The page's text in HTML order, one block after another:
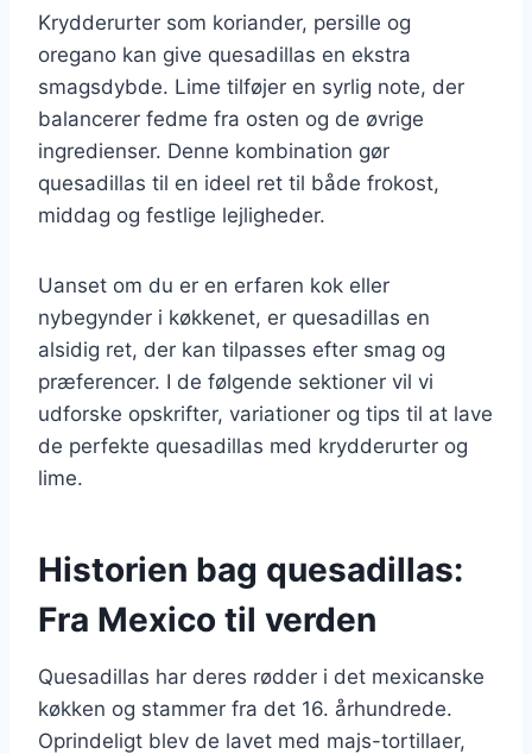
Krydderurter som koriander, persille og
oregano kan give quesadillas en ekstra
smagsdybde. Lime tilføjer en syrlig note, der
balancerer fedme fra osten og de øvrige
ingredienser. Denne kombination gør
quesadillas til en ideel ret til både frokost,
middag og festlige lejligheder.
Uanset om du er en erfaren kok eller
nybegynder i køkkenet, er quesadillas en
alsidig ret, der kan tilpasses efter smag og
præferencer. I de følgende sektioner vil vi
udforske opskrifter, variationer og tips til at lave
de perfekte quesadillas med krydderurter og
lime.
Historien bag quesadillas:
Fra Mexico til verden
Quesadillas har deres rødder i det mexicanske
køkken og stammer fra det 16. århundrede.
Oprindeligt blev de lavet med majs-tortillaer,